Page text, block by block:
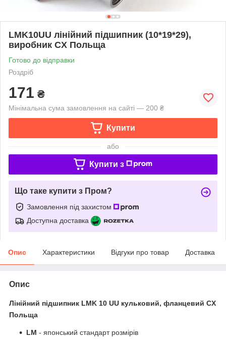
LMK10UU лінійний підшипник (10*19*29),
виробник CX Польща
Готово до відправки
Роздріб
171 ₴
Мінімальна сума замовлення на сайті — 200 ₴
Купити
або
Купити з
Що таке купити з Пром?
Замовлення під захистом
Доступна доставка
Опис Характеристики Відгуки про товар Доставка
Опис
Лінійний підшипник LMK 10 UU кульковий, фланцевий CX
Польща
LM - японський стандарт розмірів